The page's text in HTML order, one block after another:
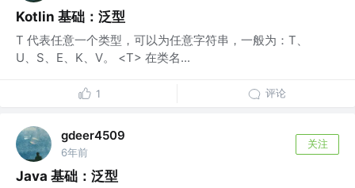
Kotlin 基础：泛型
T 代表任意一个类型，可以为任意字符串，一般为：T、
U、S、E、K、V。 <T> 在类名...
1 评论
gdeer4509
6年前
关注
Java 基础：泛型